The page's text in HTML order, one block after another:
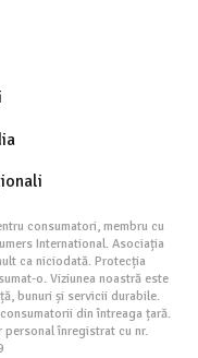
consumatori, membru cu
International. Asociația
ca niciodată. Protecția
o. Viziunea noastră este
bunuri și servicii durabile.
din întreaga țară.
înregistrat cu nr.